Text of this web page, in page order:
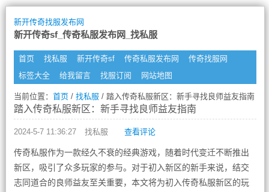
新开传奇找服发布网
新开传奇sf_传奇私服发布网_找私服
首页 找私服 新开传奇sf 传奇私服发布网
传奇找服网
标签大全
给我留言 找服订阅 网站地图
当前位置： 首页/ 找私服 / 踏入传奇私服新区：新手寻找良师益友指南
踏入传奇私服新区：新手寻找良师益友指南
2024-5-7 11:36:27 找私服 查看评论
传奇私服作为一款经久不衰的经典游戏，随着时代变迁不断推出
新区，吸引了众多玩家的参与。对于初入新区的新手来说，结交
志同道合的良师益友至关重要，本文将为初入传奇私服新区的玩